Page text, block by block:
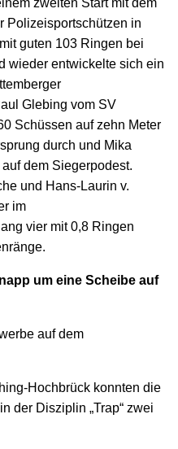
Polizeisportschützen in
guten 103 Ringen bei
wieder entwickelte sich ein
Glebing vom SV
Schüssen auf zehn Meter
durch und Mika
dem Siegerpodest.
und Hans-Laurin v.
im
vier mit 0,8 Ringen
um eine Scheibe auf
auf dem
Hochbrück konnten die
der Disziplin „Trap“ zwei